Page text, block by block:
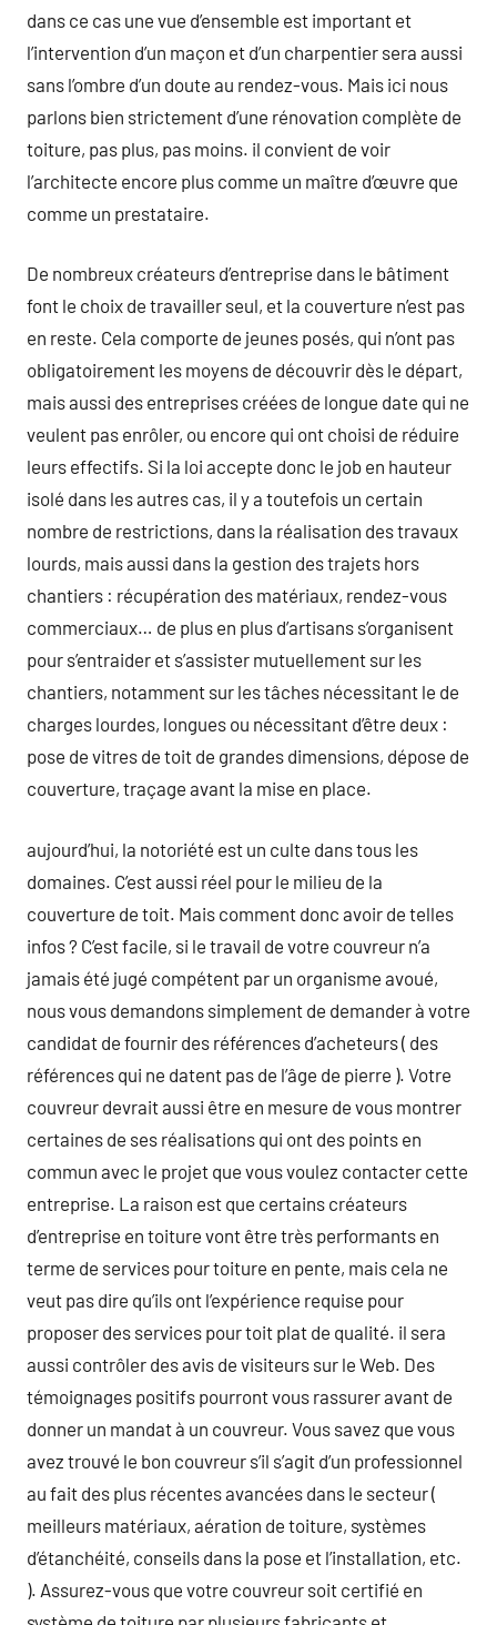
dans ce cas une vue d’ensemble est important et
l’intervention d’un maçon et d’un charpentier sera aussi
sans l’ombre d’un doute au rendez-vous. Mais ici nous
parlons bien strictement d’une rénovation complète de
toiture, pas plus, pas moins. il convient de voir
l’architecte encore plus comme un maître d’œuvre que
comme un prestataire.
De nombreux créateurs d’entreprise dans le bâtiment
font le choix de travailler seul, et la couverture n’est pas
en reste. Cela comporte de jeunes posés, qui n’ont pas
obligatoirement les moyens de découvrir dès le départ,
mais aussi des entreprises créées de longue date qui ne
veulent pas enrôler, ou encore qui ont choisi de réduire
leurs effectifs. Si la loi accepte donc le job en hauteur
isolé dans les autres cas, il y a toutefois un certain
nombre de restrictions, dans la réalisation des travaux
lourds, mais aussi dans la gestion des trajets hors
chantiers : récupération des matériaux, rendez-vous
commerciaux… de plus en plus d’artisans s’organisent
pour s’entraider et s’assister mutuellement sur les
chantiers, notamment sur les tâches nécessitant le de
charges lourdes, longues ou nécessitant d’être deux :
pose de vitres de toit de grandes dimensions, dépose de
couverture, traçage avant la mise en place.
aujourd’hui, la notoriété est un culte dans tous les
domaines. C’est aussi réel pour le milieu de la
couverture de toit. Mais comment donc avoir de telles
infos ? C’est facile, si le travail de votre couvreur n’a
jamais été jugé compétent par un organisme avoué,
nous vous demandons simplement de demander à votre
candidat de fournir des références d’acheteurs ( des
références qui ne datent pas de l’âge de pierre ). Votre
couvreur devrait aussi être en mesure de vous montrer
certaines de ses réalisations qui ont des points en
commun avec le projet que vous voulez contacter cette
entreprise. La raison est que certains créateurs
d’entreprise en toiture vont être très performants en
terme de services pour toiture en pente, mais cela ne
veut pas dire qu’ils ont l’expérience requise pour
proposer des services pour toit plat de qualité. il sera
aussi contrôler des avis de visiteurs sur le Web. Des
témoignages positifs pourront vous rassurer avant de
donner un mandat à un couvreur. Vous savez que vous
avez trouvé le bon couvreur s’il s’agit d’un professionnel
au fait des plus récentes avancées dans le secteur (
meilleurs matériaux, aération de toiture, systèmes
d’étanchéité, conseils dans la pose et l’installation, etc.
). Assurez-vous que votre couvreur soit certifié en